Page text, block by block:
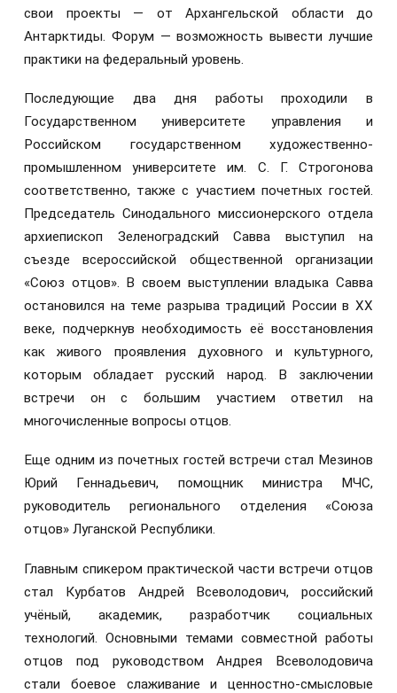
свои проекты — от Архангельской области до
Антарктиды. Форум — возможность вывести лучшие
практики на федеральный уровень.
Последующие два дня работы проходили в
Государственном университете управления и
Российском государственном художественно-
промышленном университете им. С. Г. Строгонова
соответственно, также с участием почетных гостей.
Председатель Синодального миссионерского отдела
архиепископ Зеленоградский Савва выступил на
съезде всероссийской общественной организации
«Союз отцов». В своем выступлении владыка Савва
остановился на теме разрыва традиций России в XX
веке, подчеркнув необходимость её восстановления
как живого проявления духовного и культурного,
которым обладает русский народ. В заключении
встречи он с большим участием ответил на
многочисленные вопросы отцов.
Еще одним из почетных гостей встречи стал Мезинов
Юрий Геннадьевич, помощник министра МЧС,
руководитель регионального отделения «Союза
отцов» Луганской Республики.
Главным спикером практической части встречи отцов
стал Курбатов Андрей Всеволодович, российский
учёный, академик, разработчик социальных
технологий. Основными темами совместной работы
отцов под руководством Андрея Всеволодовича
стали боевое слаживание и ценностно‑смысловые